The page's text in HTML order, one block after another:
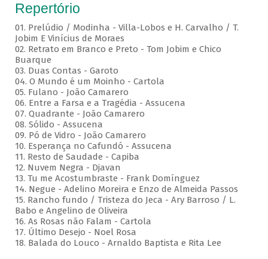
Repertório
01. Prelúdio / Modinha - Villa-Lobos e H. Carvalho / T.
Jobim E Vinícius de Moraes
02. Retrato em Branco e Preto - Tom Jobim e Chico
Buarque
03. Duas Contas - Garoto
04. O Mundo é um Moinho - Cartola
05. Fulano - João Camarero
06. Entre a Farsa e a Tragédia - Assucena
07. Quadrante - João Camarero
08. Sólido - Assucena
09. Pó de Vidro - João Camarero
10. Esperança no Cafundó - Assucena
11. Resto de Saudade - Capiba
12. Nuvem Negra - Djavan
13. Tu me Acostumbraste - Frank Domínguez
14. Negue - Adelino Moreira e Enzo de Almeida Passos
15. Rancho fundo / Tristeza do Jeca - Ary Barroso / L.
Babo e Angelino de Oliveira
16. As Rosas não Falam - Cartola
17. Último Desejo - Noel Rosa
18. Balada do Louco - Arnaldo Baptista e Rita Lee